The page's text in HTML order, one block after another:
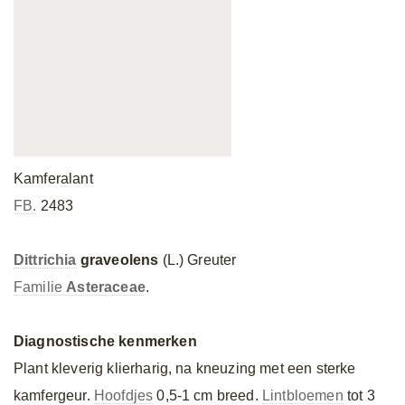
Kamferalant
FB. 2483
Dittrichia graveolens (L.) Greuter
Familie Asteraceae.
Diagnostische kenmerken
Plant kleverig klierharig, na kneuzing met een sterke
kamfergeur. Hoofdjes 0,5-1 cm breed. Lintbloemen tot 3